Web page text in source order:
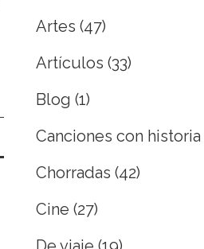
Artes (47)
Artículos (33)
Blog (1)
Canciones con historia
Chorradas (42)
Cine (27)